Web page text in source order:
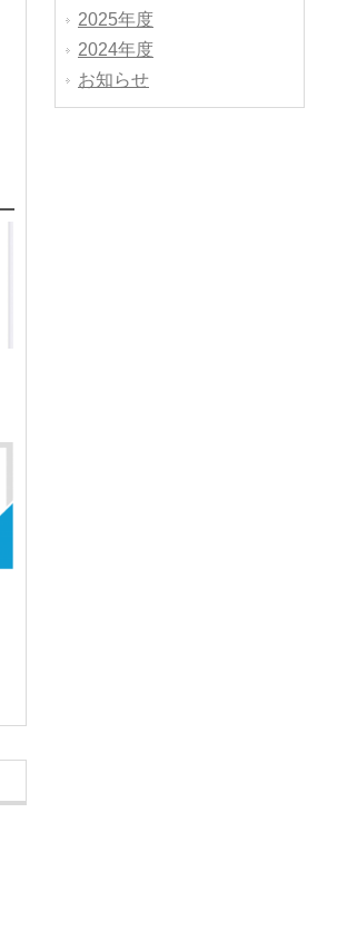
2025年度
2024年度
お知らせ